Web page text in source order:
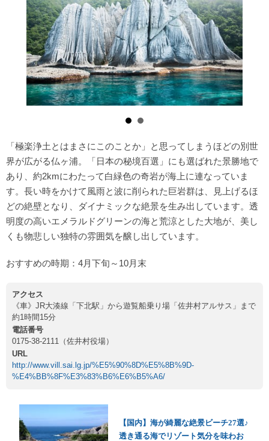
「極楽浄土とはまさにこのことか」と思ってしまうほどの別世
界が広がる仏ヶ浦。「日本の秘境百選」にも選ばれた景勝地で
あり、約2kmにわたって白緑色の奇岩が海上に連なっていま
す。長い時をかけて風雨と波に削られた巨岩群は、見上げるほ
どの絶壁となり、ダイナミックな絶景を生み出しています。透
明度の高いエメラルドグリーンの海と荒涼とした大地が、美し
くも物悲しい独特の雰囲気を醸し出しています。
おすすめの時期：4月下旬～10月末
アクセス
《車》JR大湊線「下北駅」から遊覧船乗り場「佐井村アルサス」まで
約1時間15分
電話番号
0175-38-2111（佐井村役場）
URL
http://www.vill.sai.lg.jp/%E5%90%8D%E5%8B%9D-
%E4%BB%8F%E3%83%B6%E6%B5%A6/
【国内】海が綺麗な絶景ビーチ27選♪
透き通る海でリゾート気分を味わお